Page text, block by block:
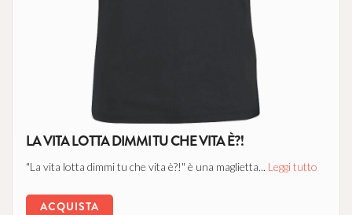
LA VITA LOTTA DIMMI TU CHE VITA È?!
"La vita lotta dimmi tu che vita è?!" è una maglietta... Leggi tutto
ACQUISTA